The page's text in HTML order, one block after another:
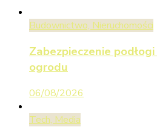
Budownictwo, Nieruchomości
Zabezpieczenie
ogrodu
06/08/2026
Tech, Media